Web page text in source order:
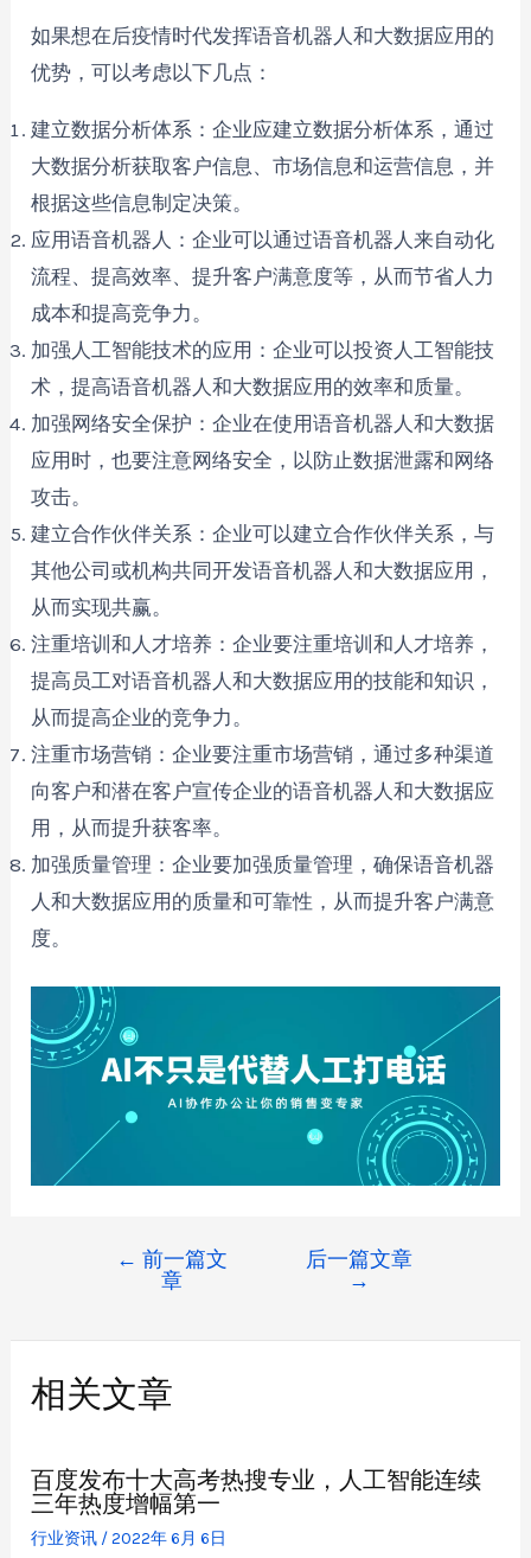
如果想在后疫情时代发挥语音机器人和大数据应用的
优势，可以考虑以下几点：
建立数据分析体系：企业应建立数据分析体系，通过
大数据分析获取客户信息、市场信息和运营信息，并
根据这些信息制定决策。
应用语音机器人：企业可以通过语音机器人来自动化
流程、提高效率、提升客户满意度等，从而节省人力
成本和提高竞争力。
加强人工智能技术的应用：企业可以投资人工智能技
术，提高语音机器人和大数据应用的效率和质量。
加强网络安全保护：企业在使用语音机器人和大数据
应用时，也要注意网络安全，以防止数据泄露和网络
攻击。
建立合作伙伴关系：企业可以建立合作伙伴关系，与
其他公司或机构共同开发语音机器人和大数据应用，
从而实现共赢。
注重培训和人才培养：企业要注重培训和人才培养，
提高员工对语音机器人和大数据应用的技能和知识，
从而提高企业的竞争力。
注重市场营销：企业要注重市场营销，通过多种渠道
向客户和潜在客户宣传企业的语音机器人和大数据应
用，从而提升获客率。
加强质量管理：企业要加强质量管理，确保语音机器
人和大数据应用的质量和可靠性，从而提升客户满意
度。
← 前一篇文
章
后一篇文章
→
相关文章
百度发布十大高考热搜专业，人工智能连续
三年热度增幅第一
行业资讯 /2022年 6月 6日